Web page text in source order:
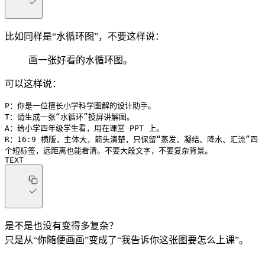
比如同样是“水循环图”，不要这样说：
画一张好看的水循环图。
可以这样说：
P：你是一位擅长小学科学图解的设计助手。
T：请生成一张“水循环”投屏讲解图。
A：给小学四年级学生看，用在课堂 PPT 上。
R：16:9 横版，主体大，箭头清楚，只保留“蒸发、凝结、降水、汇流”四
个短标签，远距离也能看清。不要大段文字，不要复杂背景。
TEXT
是不是也没有变得多复杂？
只是从“你随便画画”变成了“我告诉你这张图要怎么上课”。